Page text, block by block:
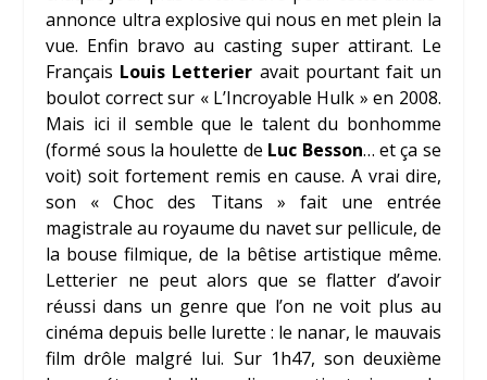
annonce ultra explosive qui nous en met plein la
vue. Enfin bravo au casting super attirant. Le
Français Louis Letterier avait pourtant fait un
boulot correct sur « L’Incroyable Hulk » en 2008.
Mais ici il semble que le talent du bonhomme
(formé sous la houlette de Luc Besson… et ça se
voit) soit fortement remis en cause. A vrai dire,
son « Choc des Titans » fait une entrée
magistrale au royaume du navet sur pellicule, de
la bouse filmique, de la bêtise artistique même.
Letterier ne peut alors que se flatter d’avoir
réussi dans un genre que l’on ne voit plus au
cinéma depuis belle lurette : le nanar, le mauvais
film drôle malgré lui. Sur 1h47, son deuxième